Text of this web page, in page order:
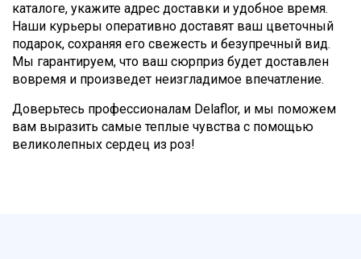
каталоге, укажите адрес доставки и удобное время.
Наши курьеры оперативно доставят ваш цветочный
подарок, сохраняя его свежесть и безупречный вид.
Мы гарантируем, что ваш сюрприз будет доставлен
вовремя и произведет неизгладимое впечатление.
Доверьтесь профессионалам Delaflor, и мы поможем
вам выразить самые теплые чувства с помощью
великолепных сердец из роз!